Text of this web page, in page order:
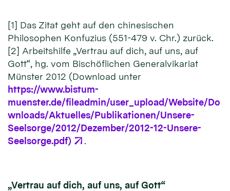
[1] Das Zitat geht auf den chinesischen
Philosophen Konfuzius (551-479 v. Chr.) zurück.
[2] Arbeitshilfe „Vertrau auf dich, auf uns, auf
Gott“, hg. vom Bischöflichen Generalvikariat
Münster 2012 (Download unter
https://www.bistum-
muenster.de/fileadmin/user_upload/Website/Do
wnloads/Aktuelles/Publikationen/Unsere-
Seelsorge/2012/Dezember/2012-12-Unsere-
Seelsorge.pdf)
.
„Vertrau auf dich, auf uns, auf Gott“